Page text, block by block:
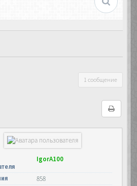
1 сообщение
IgorA100
858